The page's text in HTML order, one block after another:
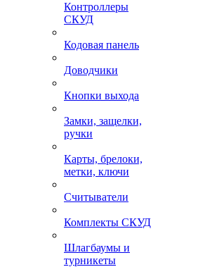
Контроллеры
СКУД
Кодовая панель
Доводчики
Кнопки выхода
Замки, защелки,
ручки
Карты, брелоки,
метки, ключи
Считыватели
Комплекты СКУД
Шлагбаумы и
турникеты